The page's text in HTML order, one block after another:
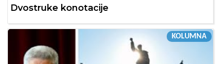
Dvostruke konotacije
KOLUMNA